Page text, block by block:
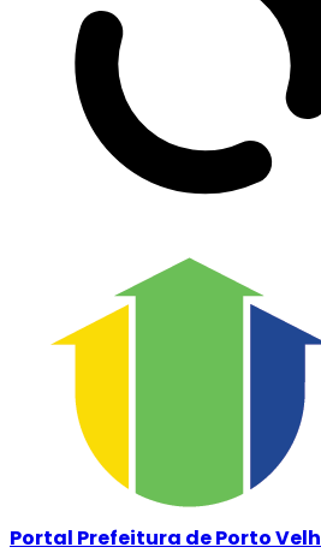
Portal Prefeitura de Porto